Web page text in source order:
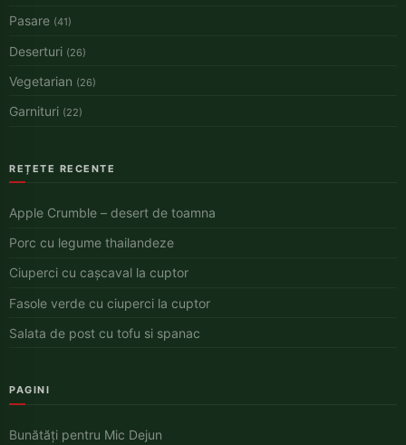
Pasare (41)
Deserturi (26)
Vegetarian (26)
Garnituri (22)
REȚETE RECENTE
Apple Crumble – desert de toamna
Porc cu legume thailandeze
Ciuperci cu cașcaval la cuptor
Fasole verde cu ciuperci la cuptor
Salata de post cu tofu si spanac
PAGINI
Bunătăți pentru Mic Dejun